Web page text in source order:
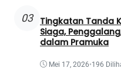
03
Tingkatan Tanda
Siaga,
dalam Pramuka
Mei 17, 2026•196